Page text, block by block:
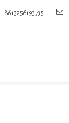
+8613256193735